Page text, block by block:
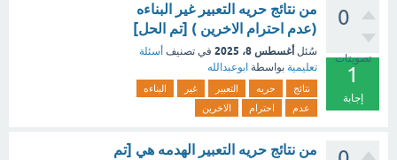
0
تصويتات
1
إجابة
من نتائج حريه التعبير غير البناءه
(عدم احترام الاخرين ) [تم الحل]
سُئل أغسطس 8، 2025 في تصنيف أسئلة
تعليمية بواسطة ابوعبدالله
نتائج حريه التعبير غير
البناءه
عدم
احترام الاخرين
من نتائج حريه التعبير الهدمه هي [تم